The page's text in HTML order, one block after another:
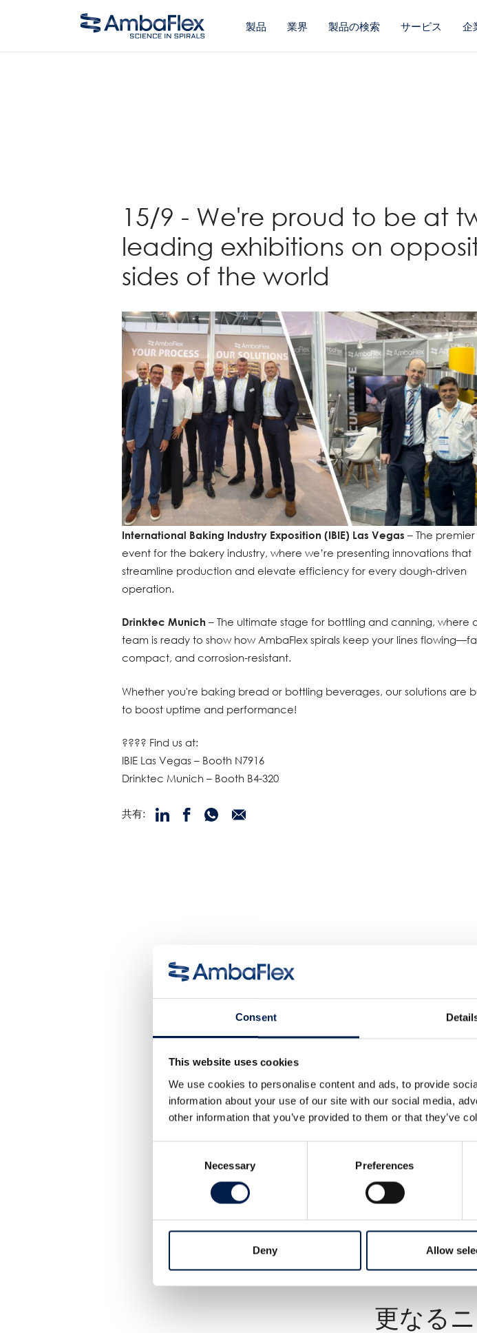
Consent
This website uses cookies
We use cookies to personalise content and ads, to provide
information about your use of our site with our social media,
other information that you’ve provided to them or that they’ve
Necessary Preferences
Deny Allow
製品 業界 製品の検索 サービス 企
15/9 - We're proud to be at
leading exhibitions on
sides of the world
International Baking Industry Exposition (IBIE) Las Vegas – The premier
event for the bakery industry, where we’re presenting innovations that
streamline production and elevate efficiency for every dough-driven
operation.
Drinktec Munich – The ultimate stage for bottling and canning, where
team is ready to show how AmbaFlex spirals keep your lines
compact, and corrosion-resistant.
Whether you're baking bread or bottling beverages, our solutions are
to boost uptime and performance!
???? Find us at:
IBIE Las Vegas – Booth N7916
Drinktec Munich – Booth B4-320
共有:
更なる